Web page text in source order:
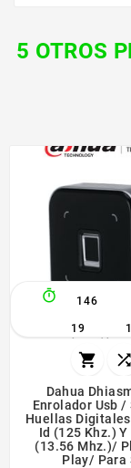
5 OTROS
 146
19
 
Dahua
Enrolador Usb /
Huellas
Id (125 Khz.)
(13.56 Mhz.)/
Play/ Para